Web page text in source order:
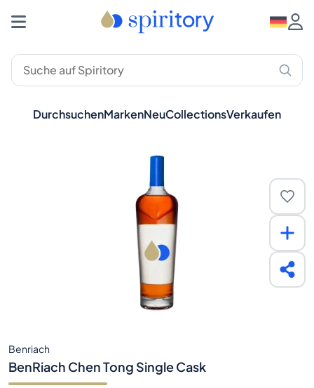
DurchsuchenMarkenNeuCollectionsVerkaufen
Benriach
BenRiach Chen Tong Single Cask